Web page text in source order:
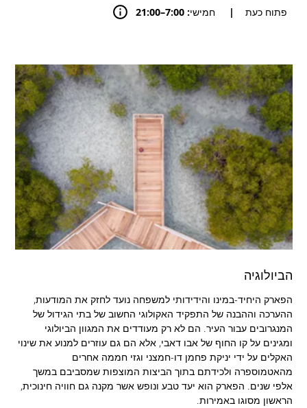
פתוח כעת | חמישי: 7:00–21:00
הביולוגיה
הפארק היחיד-במינו והידידותי למשפחה נועד לחזק את המודעות,
ההערכה וההבנה של התפקיד האקולוגי החשוב של בתי הגידול של
המנגרובים עבור העיר. הם לא רק מעודדים את המגוון הביולוגי
ומגינים על קו החוף של אבו דאבי, אלא הם גם עוזרים למנוע את שינוי
האקלים על ידי יניקת פחמן דו-חמצני וגזי חממה אחרים
מהאטמוספרה ולכידתם בתוך הביצות המוצפות שמסביבם במשך
אלפי שנים. הפארק הוא יעד טבע ונופש אשר מקנה גם חוויה חינוכית,
הראשון מסוגו באמירות.